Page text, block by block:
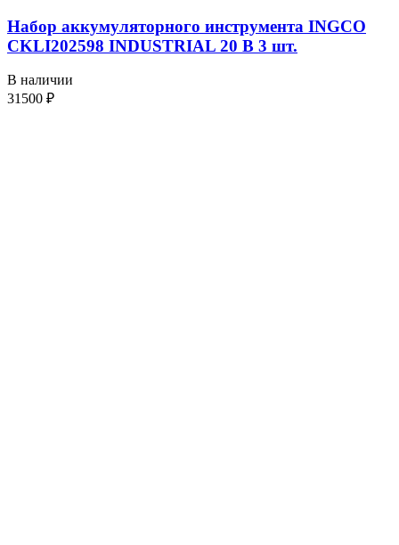
Набор аккумуляторного инструмента INGCO
CKLI202598 INDUSTRIAL 20 В 3 шт.
В наличии
31500 ₽